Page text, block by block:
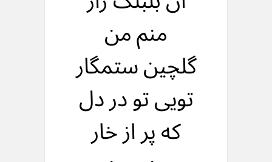
منم من
گلچين ستمگار
تويی تو در دل
که پر از خار